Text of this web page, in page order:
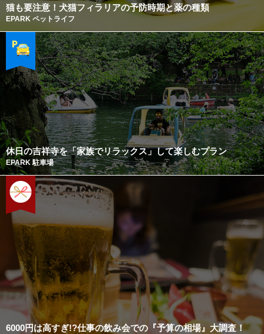
猫も要注意！犬猫フィラリアの予防時期と薬の種類
EPARK ペットライフ
休日の吉祥寺を「家族でリラックス」して楽しむプラン
EPARK 駐車場
6000円は高すぎ!?仕事の飲み会での『予算の相場』大調査！